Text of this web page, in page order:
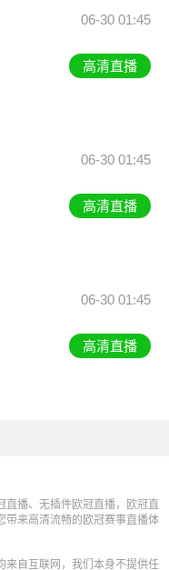
06-30 01:45
高清直播
06-30 01:45
高清直播
06-30 01:45
高清直播
直播、无插件欧冠直播，欧冠直
带来高清流畅的欧冠赛事直播体
来自互联网，我们本身不提供任